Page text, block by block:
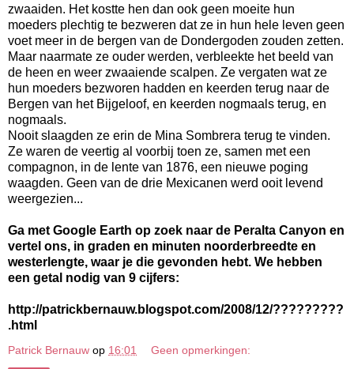
zwaaiden. Het kostte hen dan ook geen moeite hun
moeders plechtig te bezweren dat ze in hun hele leven geen
voet meer in de bergen van de Dondergoden zouden zetten.
Maar naarmate ze ouder werden, verbleekte het beeld van
de heen en weer zwaaiende scalpen. Ze vergaten wat ze
hun moeders bezworen hadden en keerden terug naar de
Bergen van het Bijgeloof, en keerden nogmaals terug, en
nogmaals.
Nooit slaagden ze erin de Mina Sombrera terug te vinden.
Ze waren de veertig al voorbij toen ze, samen met een
compagnon, in de lente van 1876, een nieuwe poging
waagden. Geen van de drie Mexicanen werd ooit levend
weergezien...
Ga met Google Earth op zoek naar de Peralta Canyon en
vertel ons, in graden en minuten noorderbreedte en
westerlengte, waar je die gevonden hebt. We hebben
een getal nodig van 9 cijfers:
http://patrickbernauw.blogspot.com/2008/12/?????????
.html
Patrick Bernauw op 16:01 Geen opmerkingen: